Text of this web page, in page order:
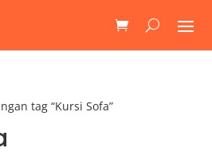
tag “Kursi Sofa”